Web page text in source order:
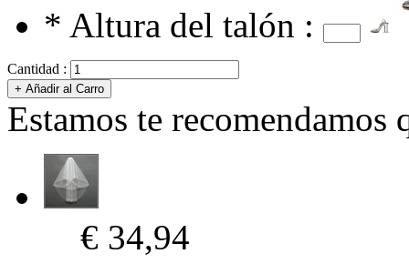
* Altura del talón :
Cantidad :
Estamos te recomendamos
€ 34,94